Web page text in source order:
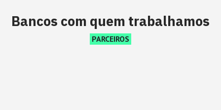
Bancos com quem trabalhamos
PARCEIROS